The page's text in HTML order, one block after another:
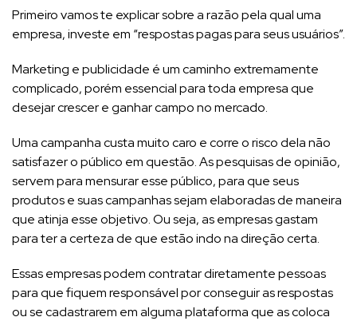
Primeiro vamos te explicar sobre a razão pela qual uma
empresa, investe em “respostas pagas para seus usuários”.
Marketing e publicidade é um caminho extremamente
complicado, porém essencial para toda empresa que
desejar crescer e ganhar campo no mercado.
Uma campanha custa muito caro e corre o risco dela não
satisfazer o público em questão. As pesquisas de opinião,
servem para mensurar esse público, para que seus
produtos e suas campanhas sejam elaboradas de maneira
que atinja esse objetivo. Ou seja, as empresas gastam
para ter a certeza de que estão indo na direção certa.
Essas empresas podem contratar diretamente pessoas
para que fiquem responsável por conseguir as respostas
ou se cadastrarem em alguma plataforma que as coloca